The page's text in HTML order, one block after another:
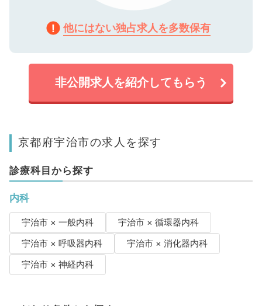
他にはない独占求人を多数保有
非公開求人を紹介してもらう
京都府宇治市の求人を探す
診療科目から探す
内科
宇治市 × 一般内科
宇治市 × 循環器内科
宇治市 × 呼吸器内科
宇治市 × 消化器内科
宇治市 × 神経内科